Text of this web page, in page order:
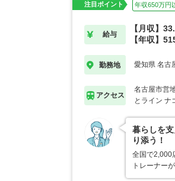
注目ポイント 年収650万円
給与
【月収】
【年収】
勤務地 愛知県 名古
アクセス
名古屋市営
とライン ナ
暮らしを
り添う！
全国で2,000
トレーナー